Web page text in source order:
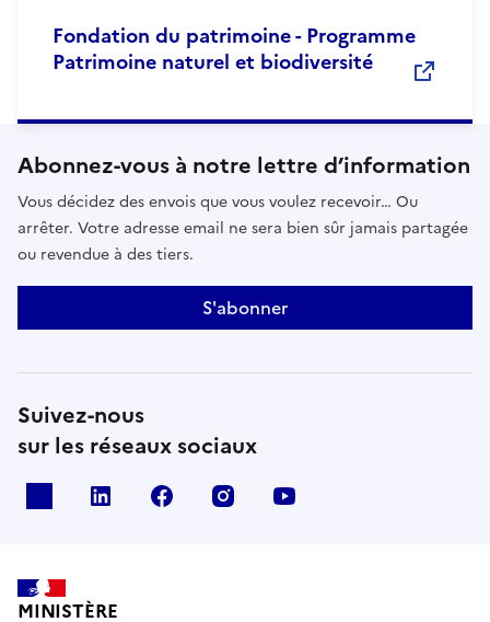
Fondation du patrimoine - Programme
Patrimoine naturel et biodiversité
Abonnez-vous à notre lettre d’information
Vous décidez des envois que vous voulez recevoir… Ou
arrêter. Votre adresse email ne sera bien sûr jamais partagée
ou revendue à des tiers.
S'abonner
Suivez-nous
sur les réseaux sociaux
linkedin facebook instagram
MINISTÈRE